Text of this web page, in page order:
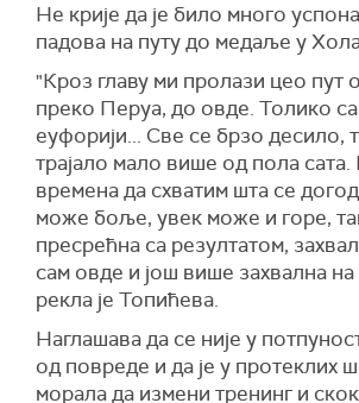
Не крије да је било много
падова на путу до медаље у
"Кроз главу ми пролази цео пут
преко Перуа, до овде. Толико
еуфорији... Све се брзо десило,
трајало мало више од пола
времена да схватим шта се
може боље, увек може и горе,
пресрећна са резултатом,
сам овде и још више захвална на
рекла је Топићева.
Наглашава да се није у
од повреде и да је у протеклих
морала да измени тренинг и